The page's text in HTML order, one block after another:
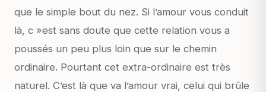
que le simple bout du nez. Si l’amour vous conduit
là, c »est sans doute que cette relation vous a
poussés un peu plus loin que sur le chemin
ordinaire. Pourtant cet extra-ordinaire est très
naturel. C’est là que va l’amour vrai, celui qui brûle